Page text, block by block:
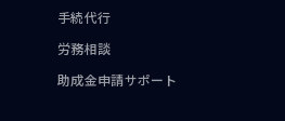
手続代行
労務相談
助成金申請サポート